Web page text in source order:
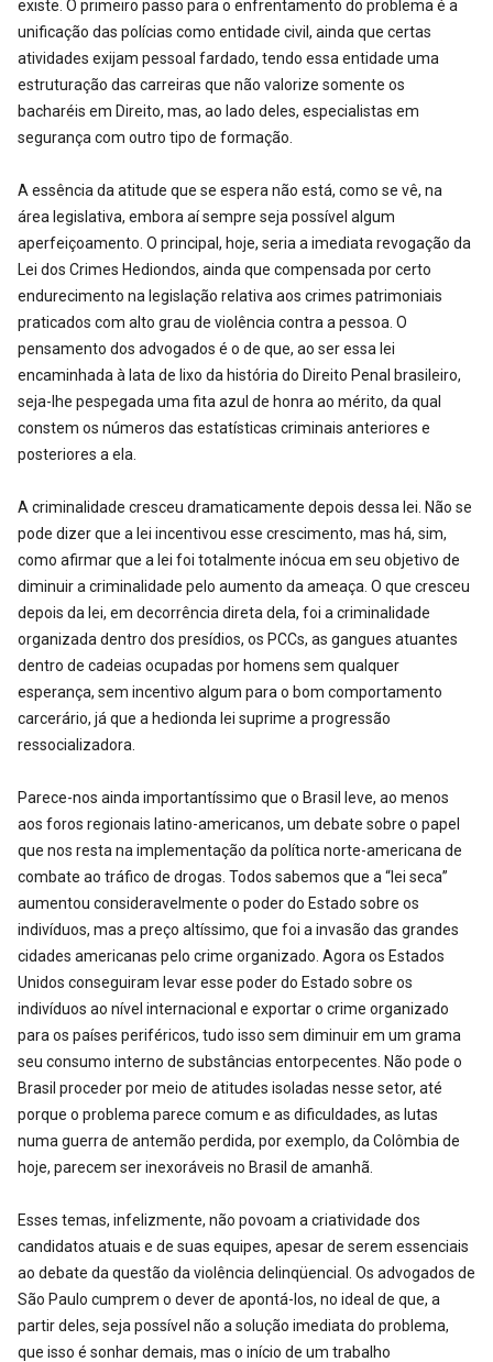
existe. O primeiro passo para o enfrentamento do problema é a
unificação das polícias como entidade civil, ainda que certas
atividades exijam pessoal fardado, tendo essa entidade uma
estruturação das carreiras que não valorize somente os
bacharéis em Direito, mas, ao lado deles, especialistas em
segurança com outro tipo de formação.
A essência da atitude que se espera não está, como se vê, na
área legislativa, embora aí sempre seja possível algum
aperfeiçoamento. O principal, hoje, seria a imediata revogação da
Lei dos Crimes Hediondos, ainda que compensada por certo
endurecimento na legislação relativa aos crimes patrimoniais
praticados com alto grau de violência contra a pessoa. O
pensamento dos advogados é o de que, ao ser essa lei
encaminhada à lata de lixo da história do Direito Penal brasileiro,
seja-lhe pespegada uma fita azul de honra ao mérito, da qual
constem os números das estatísticas criminais anteriores e
posteriores a ela.
A criminalidade cresceu dramaticamente depois dessa lei. Não se
pode dizer que a lei incentivou esse crescimento, mas há, sim,
como afirmar que a lei foi totalmente inócua em seu objetivo de
diminuir a criminalidade pelo aumento da ameaça. O que cresceu
depois da lei, em decorrência direta dela, foi a criminalidade
organizada dentro dos presídios, os PCCs, as gangues atuantes
dentro de cadeias ocupadas por homens sem qualquer
esperança, sem incentivo algum para o bom comportamento
carcerário, já que a hedionda lei suprime a progressão
ressocializadora.
Parece-nos ainda importantíssimo que o Brasil leve, ao menos
aos foros regionais latino-americanos, um debate sobre o papel
que nos resta na implementação da política norte-americana de
combate ao tráfico de drogas. Todos sabemos que a “lei seca”
aumentou consideravelmente o poder do Estado sobre os
indivíduos, mas a preço altíssimo, que foi a invasão das grandes
cidades americanas pelo crime organizado. Agora os Estados
Unidos conseguiram levar esse poder do Estado sobre os
indivíduos ao nível internacional e exportar o crime organizado
para os países periféricos, tudo isso sem diminuir em um grama
seu consumo interno de substâncias entorpecentes. Não pode o
Brasil proceder por meio de atitudes isoladas nesse setor, até
porque o problema parece comum e as dificuldades, as lutas
numa guerra de antemão perdida, por exemplo, da Colômbia de
hoje, parecem ser inexoráveis no Brasil de amanhã.
Esses temas, infelizmente, não povoam a criatividade dos
candidatos atuais e de suas equipes, apesar de serem essenciais
ao debate da questão da violência delinqüencial. Os advogados de
São Paulo cumprem o dever de apontá-los, no ideal de que, a
partir deles, seja possível não a solução imediata do problema,
que isso é sonhar demais, mas o início de um trabalho